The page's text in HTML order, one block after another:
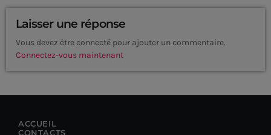
Laisser une réponse
Vous devez être connecté pour ajouter un commentaire.
Connectez-vous maintenant
ACCUEIL
CONTACTS